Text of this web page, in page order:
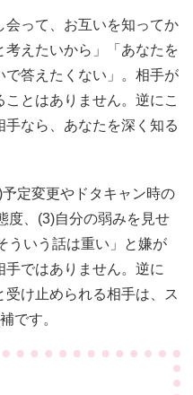
って、お互いを知ってか
考えたいから」「あなたを
で答えたくない」。相手が
とはありません。逆にこ
なら、あなたを深く知る
定変更やドタキャン時の
度、(3)自分の弱みを見せ
ういう話は重い」と嫌が
手ではありません。逆に
受け止められる相手は、ス
です。